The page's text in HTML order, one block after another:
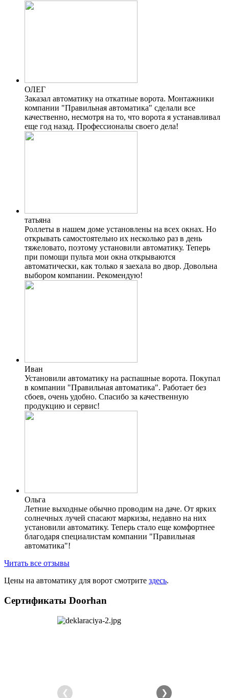
ОЛЕГ
Заказал автоматику на откатные ворота. Монтажники
компании "Правильная автоматика" сделали все
качественно, несмотря на то, что ворота я устанавливал
еще год назад. Профессионалы своего дела!
татьяна
Роллеты в нашем доме установлены на всех окнах. Но
открывать самостоятельно их несколько раз в день
тяжеловато, поэтому установили автоматику. Теперь
при помощи пульта мои окна открываются
автоматически, как только я заехала во двор. Довольна
выбором компании. Рекомендую!
Иван
Установили автоматику на распашные ворота. Покупал
в компании "Правильная автоматика". Работает без
сбоев, очень удобно. Спасибо за качественную
продукцию и сервис!
Ольга
Летние выходные обычно проводим на даче. От ярких
солнечных лучей спасают маркизы, недавно на них
установили автоматику. Теперь стало еще комфортнее
благодаря специалистам компании "Правильная
автоматика"!
Читать все отзывы
Цены на автоматику для ворот смотрите здесь.
Сертификаты Doorhan
❮ ❯